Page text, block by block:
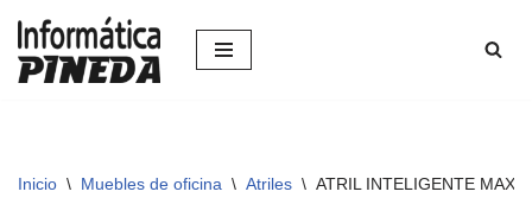
Saltar
Inicio \ Muebles de oficina \ Atriles \ ATRIL INTELIGENTE